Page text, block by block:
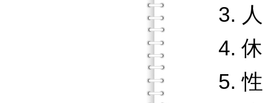
3. 人際
4. 休閒
5. 性平